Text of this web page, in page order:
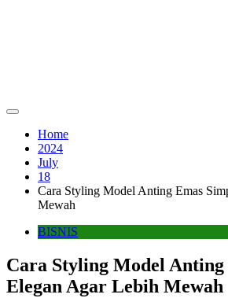
Home
2024
July
18
Cara Styling Model Anting Emas
Mewah
BISNIS
Cara Styling Model Anting
Elegan Agar Lebih Mewah